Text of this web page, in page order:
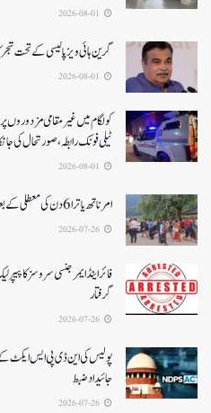
گرین ہائی ویز پالیسی کے تحت
ٹیلی فونک رابطہ، صورتحال کی
امرناتھ یاترا 6دن کی معطلی کے بعد بحال،پہلگام کا راستہ فی الحال بند، بالتل کھلا ہوا
گرفتار
پولیس کی این ڈی پی ایس ایکٹ
جائیداد ضبط